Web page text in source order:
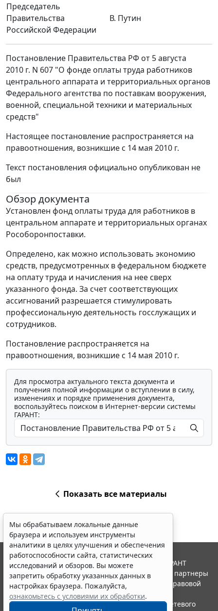
Председатель
Правительства
Российской Федерации
В. Путин
Постановление Правительства РФ от 5 августа
2010 г. N 607 "О фонде оплаты труда работников
центрального аппарата и территориальных органов
Федерального агентства по поставкам вооружения,
военной, специальной техники и материальных
средств"
Настоящее постановление распространяется на
правоотношения, возникшие с 14 мая 2010 г.
Текст постановления официально опубликован не
был
Обзор документа
Установлен фонд оплаты труда для работников в
центральном аппарате и территориальных органах
Рособоронпоставки.
Определено, как можно использовать экономию
средств, предусмотренных в федеральном бюджете
на оплату труда и начисления на нее сверх
указанного фонда. За счет соответствующих
ассигнований разрешается стимулировать
профессиональную деятельность госслужащих и
сотрудников.
Постановление распространяется на
правоотношения, возникшие с 14 мая 2010 г.
Для просмотра актуального текста документа и
получения полной информации о вступлении в силу,
изменениях и порядке применения документа,
воспользуйтесь поиском в Интернет-версии системы
ГАРАНТ:
Показать все материалы
Мы обрабатываем локальные данные
браузера и используем инструменты
аналитики в целях улучшения и обеспечения
работоспособности сайта, статистических
исследований и обзоров. Вы можете
запретить обработку указанных данных в
настройках браузера. Пожалуйста,
ознакомьтесь с условиями их обработки.
© ООО "НПП "ГАРАНТ-СЕРВИС", 2026. Система ГАРАНТ
выпускается с 1990 года. Компания "Гарант" и ее партнеры
являются участниками Российской ассоциации правовой
информации ГАРАНТ.
Портал ГАРАНТ.РУ зарегистрирован в качестве сетевого